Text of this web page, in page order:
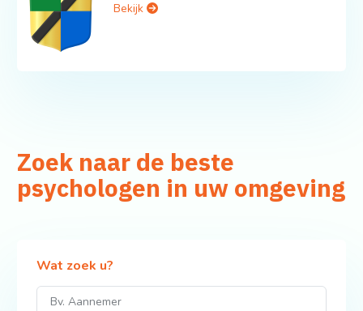
Bekijk
Zoek naar de beste
psychologen in uw omgeving
Wat zoek u?